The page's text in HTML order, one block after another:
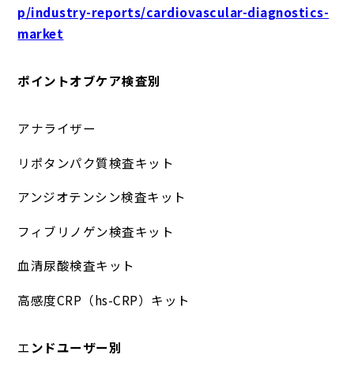
p/industry-reports/cardiovascular-diagnostics-
market
ポイントオブケア検査別
アナライザー
リポタンパク質検査キット
アンジオテンシン検査キット
フィブリノゲン検査キット
血清尿酸検査キット
高感度CRP（hs-CRP）キット
エ ンドユーザー別